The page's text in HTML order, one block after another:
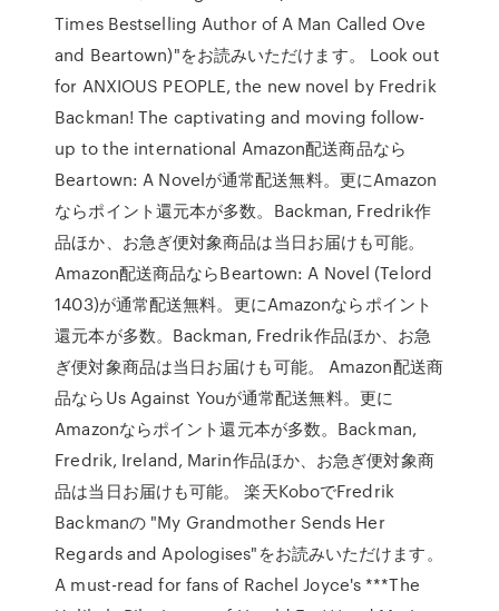
Times Bestselling Author of A Man Called Ove
and Beartown)"をお読みいただけます。 Look out
for ANXIOUS PEOPLE, the new novel by Fredrik
Backman! The captivating and moving follow-
up to the international Amazon配送商品なら
Beartown: A Novelが通常配送無料。更にAmazon
ならポイント還元本が多数。Backman, Fredrik作
品ほか、お急ぎ便対象商品は当日お届けも可能。
Amazon配送商品ならBeartown: A Novel (Telord
1403)が通常配送無料。更にAmazonならポイント
還元本が多数。Backman, Fredrik作品ほか、お急
ぎ便対象商品は当日お届けも可能。 Amazon配送商
品ならUs Against Youが通常配送無料。更に
Amazonならポイント還元本が多数。Backman,
Fredrik, Ireland, Marin作品ほか、お急ぎ便対象商
品は当日お届けも可能。 楽天KoboでFredrik
Backmanの "My Grandmother Sends Her
Regards and Apologises"をお読みいただけます。
A must-read for fans of Rachel Joyce's ***The